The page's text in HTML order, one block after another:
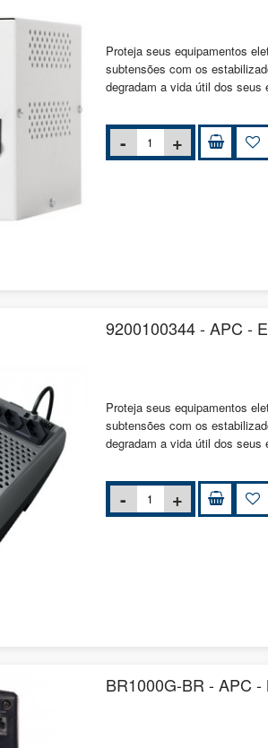
Proteja seus equipamentos
subtensões com os
degradam a vida útil dos seus
9200100344 - APC -
Proteja seus equipamentos
subtensões com os
degradam a vida útil dos seus
BR1000G-BR - APC